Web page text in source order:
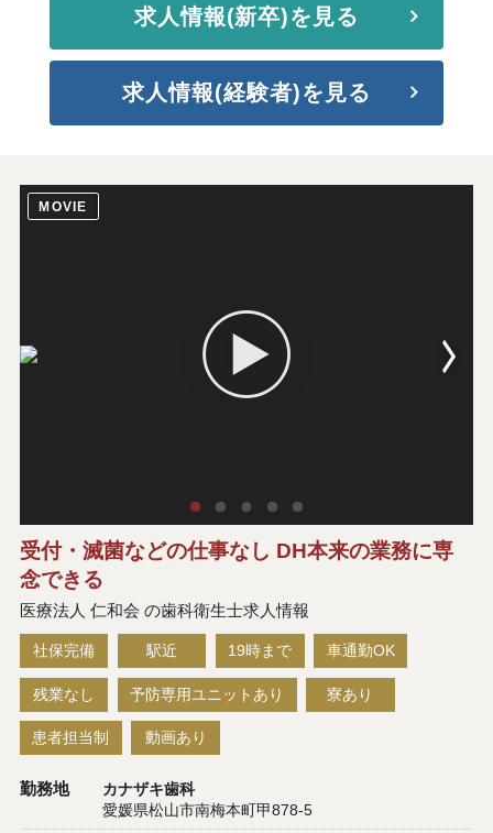
求人情報(新卒)を見る
求人情報(経験者)を見る
MOVIE
受付・滅菌などの仕事なし DH本来の業務に専
念できる
医療法人 仁和会 の歯科衛生士求人情報
社保完備 駅近 19時まで 車通勤OK
残業なし 予防専用ユニットあり 寮あり
患者担当制 動画あり
勤務地 カナザキ歯科
愛媛県松山市南梅本町甲878-5